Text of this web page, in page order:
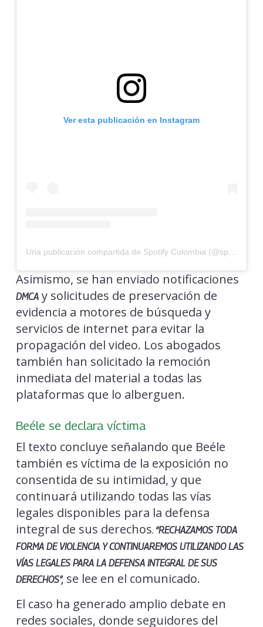
Ver esta publicación en Instagram
Una publicación compartida de Spotify Colombia (@spotifycolombia)
Asimismo, se han enviado notificaciones
DMCAy solicitudes de preservación de
evidencia a motores de búsqueda y
servicios de internet para evitar la
propagación del video. Los abogados
también han solicitado la remoción
inmediata del material a todas las
plataformas que lo alberguen.
Beéle se declara víctima
El texto concluye señalando que Beéle
también es víctima de la exposición no
consentida de su intimidad, y que
continuará utilizando todas las vías
legales disponibles para la defensa
integral de sus derechos. “RECHAZAMOS TODA
FORMA DE VIOLENCIA Y CONTINUAREMOS UTILIZANDO LAS
VÍAS LEGALES PARA LA DEFENSA INTEGRAL DE SUS
DERECHOS”,se lee en el comunicado.
El caso ha generado amplio debate en
redes sociales, donde seguidores del